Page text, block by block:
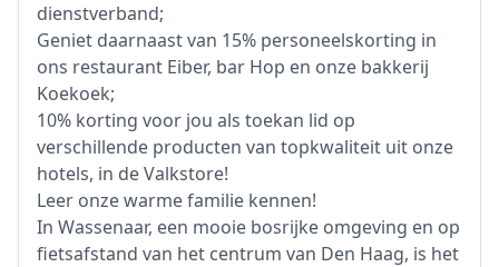
dienstverband;
Geniet daarnaast van 15% personeelskorting in
ons restaurant Eiber, bar Hop en onze bakkerij
Koekoek;
10% korting voor jou als toekan lid op
verschillende producten van topkwaliteit uit onze
hotels, in de Valkstore!
Leer onze warme familie kennen!
In Wassenaar, een mooie bosrijke omgeving en op
fietsafstand van het centrum van Den Haag, is het